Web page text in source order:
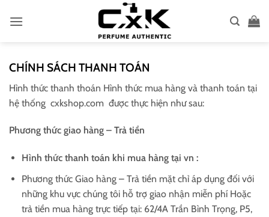
qua
CHÍNH SÁCH THANH TOÁN
Hình thức thanh thoán Hình thức mua hàng và thanh toán tại
hệ thống cxkshop.com được thực hiện như sau:
Phương thức giao hàng – Trả tiền
Hình thức thanh toán khi mua hàng tại vn :
Phương thức Giao hàng – Trả tiền mặt chỉ áp dụng đối với
những khu vực chúng tôi hỗ trợ giao nhận miễn phí Hoặc
trả tiền mua hàng trực tiếp tại: 62/4A Trần Bình Trọng, P5,